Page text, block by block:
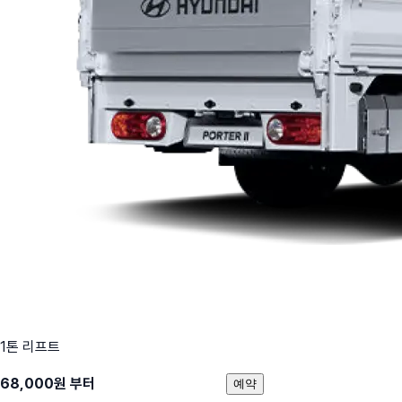
1톤 리프트
68,000원 부터 예약